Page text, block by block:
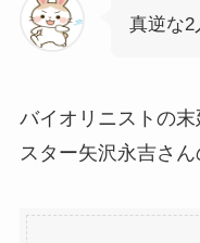
真逆な2
バイオリニストの
スター矢沢永吉さん